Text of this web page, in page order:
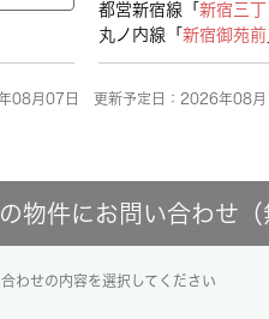
都営新宿線「 新宿三丁
丸ノ内線「 新宿御苑前
08月07日 更新予定日：2026年08月
物件にお問い合わせ（
わせの内容を選択してください